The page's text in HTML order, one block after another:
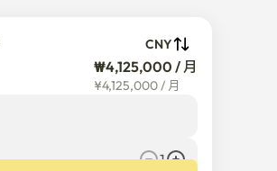
CNY
₩4,125,000 / 月
¥4,125,000/ 月
1